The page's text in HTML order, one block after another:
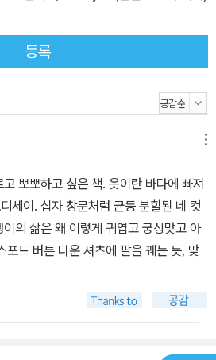
양한 용어들"을 한국어 독자에게 전달
의 시각화된 패션 사전"(「역자 후기: 줄
될 수 있게 된다. 더 나아가 『뉴욕 스리프
지 않더라도, 무언가를 좋아하는 마음이
얼마만큼 감각적으로 발산될 수 있는
물이다.
등록
뽀뽀하고 싶은 책. 옷이란 바다에 빠져
세이. 십자 창문처럼 균등 분할된 네 컷
의 삶은 왜 이렇게 귀엽고 궁상맞고 아
포드 버튼 다운 셔츠에 팔을 꿰는 듯, 맞